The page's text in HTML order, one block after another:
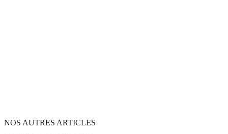
NOS AUTRES ARTICLES